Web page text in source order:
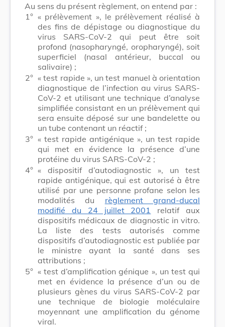
Au sens du présent règlement, on entend par :
1° « prélèvement », le prélèvement réalisé à
des fins de dépistage ou diagnostique du
virus SARS-CoV-2 qui peut être soit
profond (nasopharyngé, oropharyngé), soit
superficiel (nasal antérieur, buccal ou
salivaire) ;
2° « test rapide », un test manuel à orientation
diagnostique de l’infection au virus SARS-
CoV-2 et utilisant une technique d’analyse
simplifiée consistant en un prélèvement qui
sera ensuite déposé sur une bandelette ou
un tube contenant un réactif ;
3° « test rapide antigénique », un test rapide
qui met en évidence la présence d’une
protéine du virus SARS-CoV-2 ;
4° « dispositif d’autodiagnostic », un test
rapide antigénique, qui est autorisé à être
utilisé par une personne profane selon les
modalités du règlement grand-ducal
modifié du 24 juillet 2001
relatif aux
dispositifs médicaux de diagnostic in vitro.
La liste des tests autorisés comme
dispositifs d’autodiagnostic est publiée par
le ministre ayant la santé dans ses
attributions ;
5° « test d’amplification génique », un test qui
met en évidence la présence d’un ou de
plusieurs gènes du virus SARS-CoV-2 par
une technique de biologie moléculaire
moyennant une amplification du génome
viral.